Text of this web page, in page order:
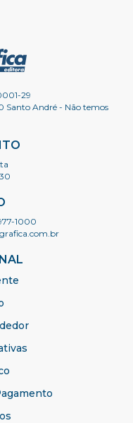
29
Santo André - Não temos
1000